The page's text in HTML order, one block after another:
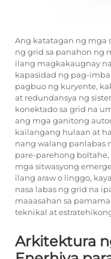
Ang katatagan ng mga
ng grid sa panahon ng
ilang magkakaugnay
kapasidad ng pag-
pagbuo ng kuryente,
at redundansya ng
konektado sa grid na
ang mga ganitong
kailangang hulaan at
nang walang panlabas
pare-parehong
mga sitwasyong
ilang araw o linggo,
nasa labas ng grid na
maaasahan sa
teknikal at
Arkitektura